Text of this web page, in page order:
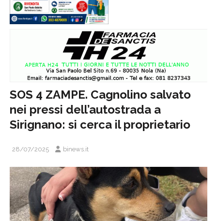
SOS 4 ZAMPE. Cagnolino salvato
nei pressi dell’autostrada a
Sirignano: si cerca il proprietario
28/07/2025 binews.it